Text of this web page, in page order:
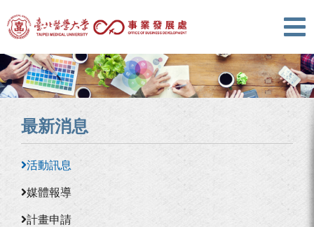
最新消息
活動訊息
媒體報導
計畫申請